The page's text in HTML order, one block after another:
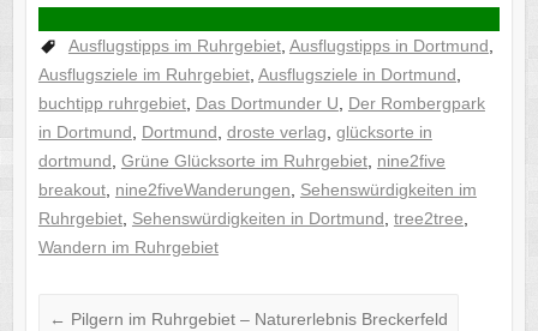
Ausflugstipps im Ruhrgebiet, Ausflugstipps in Dortmund,
Ausflugsziele im Ruhrgebiet, Ausflugsziele in Dortmund,
buchtipp ruhrgebiet, Das Dortmunder U, Der Rombergpark
in Dortmund, Dortmund, droste verlag, glücksorte in
dortmund, Grüne Glücksorte im Ruhrgebiet, nine2five
breakout, nine2fiveWanderungen, Sehenswürdigkeiten im
Ruhrgebiet, Sehenswürdigkeiten in Dortmund, tree2tree,
Wandern im Ruhrgebiet
← Pilgern im Ruhrgebiet – Naturerlebnis Breckerfeld